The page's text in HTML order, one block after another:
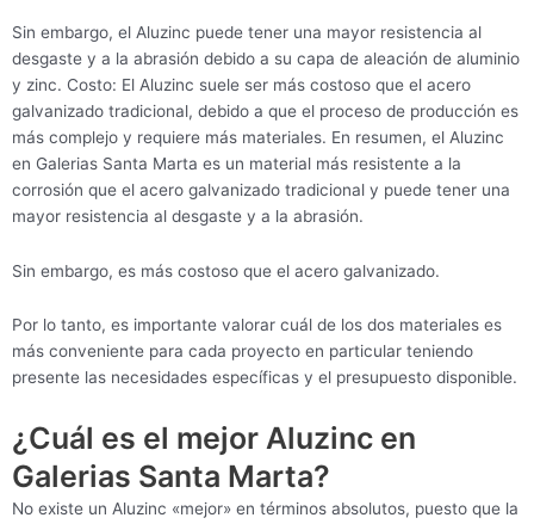
Sin embargo, el Aluzinc puede tener una mayor resistencia al
desgaste y a la abrasión debido a su capa de aleación de aluminio
y zinc. Costo: El Aluzinc suele ser más costoso que el acero
galvanizado tradicional, debido a que el proceso de producción es
más complejo y requiere más materiales. En resumen, el Aluzinc
en Galerias Santa Marta es un material más resistente a la
corrosión que el acero galvanizado tradicional y puede tener una
mayor resistencia al desgaste y a la abrasión.
Sin embargo, es más costoso que el acero galvanizado.
Por lo tanto, es importante valorar cuál de los dos materiales es
más conveniente para cada proyecto en particular teniendo
presente las necesidades específicas y el presupuesto disponible.
¿Cuál es el mejor Aluzinc en
Galerias Santa Marta?
No existe un Aluzinc «mejor» en términos absolutos, puesto que la